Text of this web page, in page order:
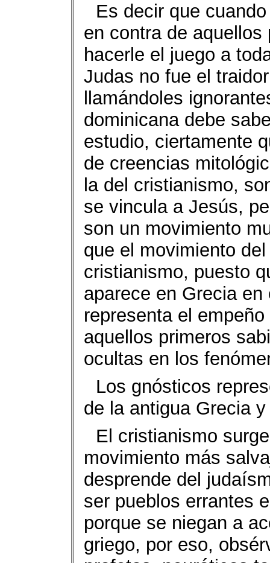
Es decir que
en contra de
hacerle el juego a
Judas no fue el
llamándoles
dominicana debe
estudio, ciertamente
de creencias
la del cristianismo,
se vincula a Jesús,
son un movimiento
que el movimiento
cristianismo, puesto
aparece en Grecia
representa el
aquellos primeros
ocultas en los
Los gnósticos
de la antigua Grecia
El cristianismo
movimiento más
desprende del
ser pueblos errantes
porque se niegan a
griego, por eso,